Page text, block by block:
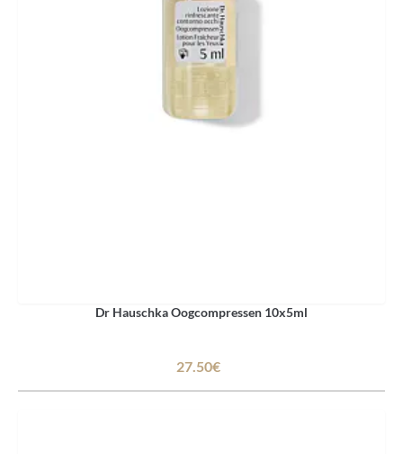
Dr Hauschka Oogcompressen 10x5ml
27.50€